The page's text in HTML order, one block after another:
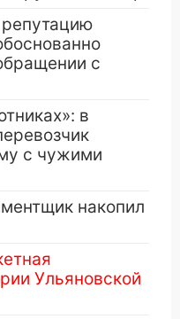
с
в
с чужими
накопил
Ульяновской